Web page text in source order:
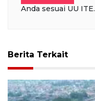
Anda sesuai UU ITE.
Berita Terkait